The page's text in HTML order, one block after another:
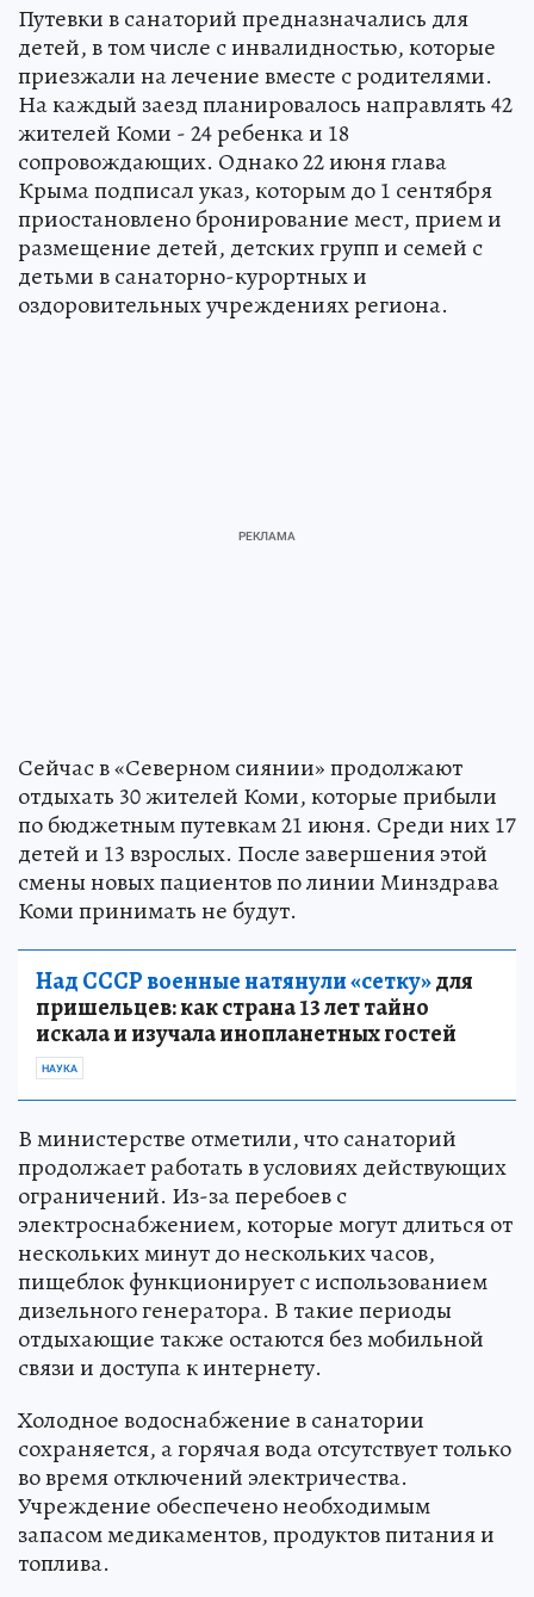
Путевки в санаторий предназначались для
детей, в том числе с инвалидностью, которые
приезжали на лечение вместе с родителями.
На каждый заезд планировалось направлять 42
жителей Коми - 24 ребенка и 18
сопровождающих. Однако 22 июня глава
Крыма подписал указ, которым до 1 сентября
приостановлено бронирование мест, прием и
размещение детей, детских групп и семей с
детьми в санаторно-курортных и
оздоровительных учреждениях региона.
Сейчас в «Северном сиянии» продолжают
отдыхать 30 жителей Коми, которые прибыли
по бюджетным путевкам 21 июня. Среди них 17
детей и 13 взрослых. После завершения этой
смены новых пациентов по линии Минздрава
Коми принимать не будут.
Над СССР военные натянули «сетку»для
пришельцев: как страна 13 лет тайно
искала и изучала инопланетных гостей
НАУКА
В министерстве отметили, что санаторий
продолжает работать в условиях действующих
ограничений. Из-за перебоев с
электроснабжением, которые могут длиться от
нескольких минут до нескольких часов,
пищеблок функционирует с использованием
дизельного генератора. В такие периоды
отдыхающие также остаются без мобильной
связи и доступа к интернету.
Холодное водоснабжение в санатории
сохраняется, а горячая вода отсутствует только
во время отключений электричества.
Учреждение обеспечено необходимым
запасом медикаментов, продуктов питания и
топлива.